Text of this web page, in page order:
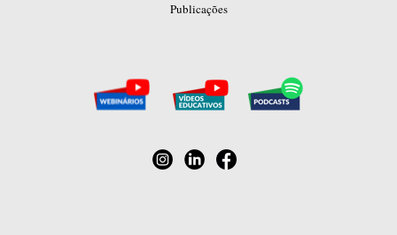
Publicações